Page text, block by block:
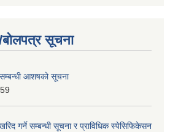
बोलपत्र सूचना
सम्बन्धी आशषको सूचना
गर्ने सम्बन्धी सूचना र प्राविधिक स्पेसिफिकेसन